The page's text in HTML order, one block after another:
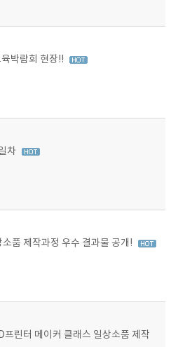
박람회 현장!!
차
품 제작과정 우수 결과물 공개!
린터 메이커 클래스 일상소품 제작